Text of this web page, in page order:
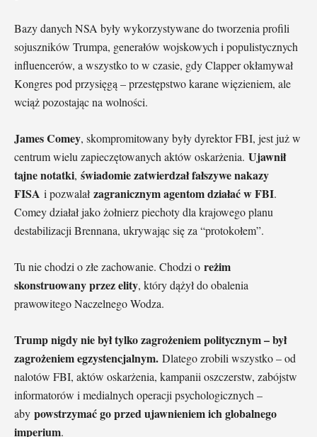
Bazy danych NSA były wykorzystywane do tworzenia profili
sojuszników Trumpa, generałów wojskowych i populistycznych
influencerów, a wszystko to w czasie, gdy Clapper okłamywał
Kongres pod przysięgą – przestępstwo karane więzieniem, ale
wciąż pozostając na wolności.
James Comey, skompromitowany były dyrektor FBI, jest już w
centrum wielu zapieczętowanych aktów oskarżenia. Ujawnił
tajne notatki, świadomie zatwierdzał fałszywe nakazy
FISA i pozwalał zagranicznym agentom działać w FBI.
Comey działał jako żołnierz piechoty dla krajowego planu
destabilizacji Brennana, ukrywając się za “protokołem”.
Tu nie chodzi o złe zachowanie. Chodzi o reżim
skonstruowany przez elity, który dążył do obalenia
prawowitego Naczelnego Wodza.
Trump nigdy nie był tylko zagrożeniem politycznym – był
zagrożeniem egzystencjalnym. Dlatego zrobili wszystko – od
nalotów FBI, aktów oskarżenia, kampanii oszczerstw, zabójstw
informatorów i medialnych operacji psychologicznych –
aby powstrzymać go przed ujawnieniem ich globalnego
imperium.